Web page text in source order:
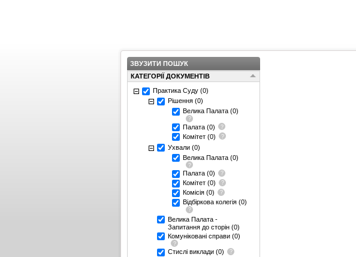
ЗВУЗИТИ ПОШУК
КАТЕГОРІЇ ДОКУМЕНТІВ
Практика Суду (0)
Рішення (0)
Велика Палата (0)
Палата (0)
Комітет (0)
Ухвали (0)
Велика Палата (0)
Палата (0)
Комітет (0)
Комісія (0)
Відбіркова колегія (0)
Велика Палата -
Запитання до сторін (0)
Комуніковані справи (0)
Стислі виклади (0)